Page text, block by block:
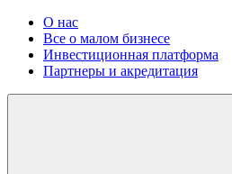
О нас
Все о малом бизнесе
Инвестиционная платформа
Партнеры и акредитация